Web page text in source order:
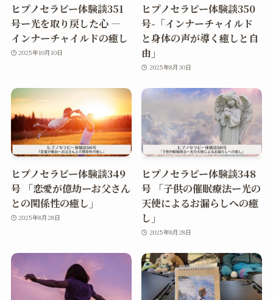
ヒプノセラピー体験談351
号ー光を取り戻した心 ―
インナーチャイルドの癒し
2025年10月10日
ヒプノセラピー体験談350
号-「インナーチャイルド
と身体の声が導く癒しと自
由」
2025年8月30日
ヒプノセラピー体験談349
号 「恋愛が億劫ーお父さん
との関係性の癒し」
2025年8月28日
ヒプノセラピー体験談348
号 「子供の催眠療法ー光の
天使によるお漏らしへの癒
し」
2025年8月28日